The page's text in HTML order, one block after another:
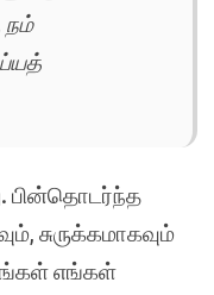
நம்
பின்தொடர்ந்த
சுருக்கமாகவும்
எங்கள்